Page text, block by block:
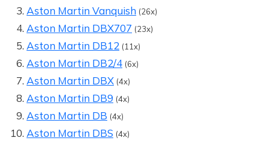
Aston Martin Vanquish (26x)
Aston Martin DBX707 (23x)
Aston Martin DB12 (11x)
Aston Martin DB2/4 (6x)
Aston Martin DBX (4x)
Aston Martin DB9 (4x)
Aston Martin DB (4x)
Aston Martin DBS (4x)